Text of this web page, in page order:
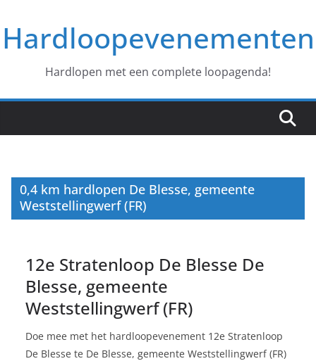
naar
deHardloopevenementen
Hardlopen met een complete loopagenda!
0,4 km hardlopen De Blesse, gemeente
Weststellingwerf (FR)
12e Stratenloop De Blesse De
Blesse, gemeente
Weststellingwerf (FR)
Doe mee met het hardloopevenement 12e Stratenloop
De Blesse te De Blesse, gemeente Weststellingwerf (FR)